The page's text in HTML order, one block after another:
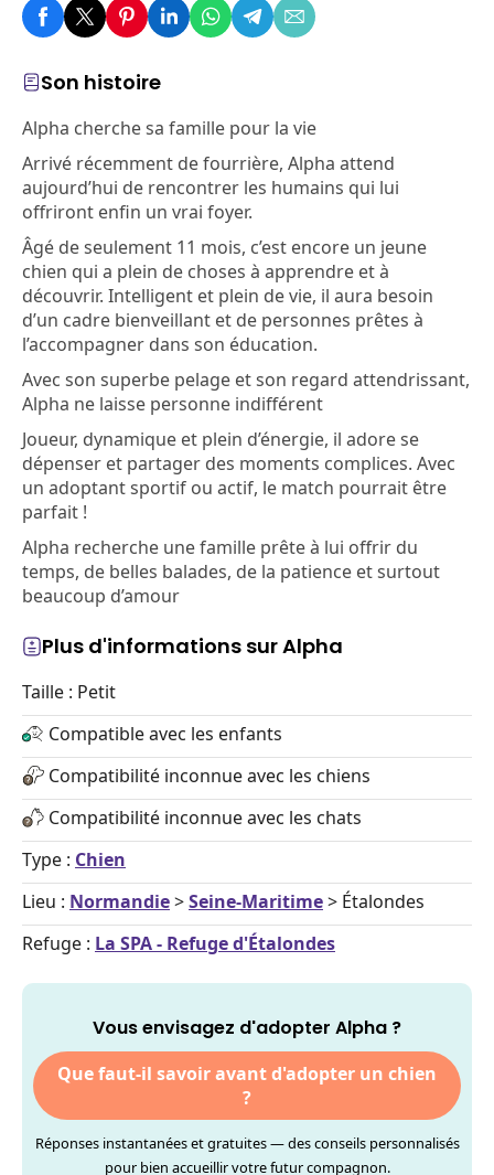
Son histoire
Alpha cherche sa famille pour la vie
Arrivé récemment de fourrière, Alpha attend
aujourd’hui de rencontrer les humains qui lui
offriront enfin un vrai foyer.
Âgé de seulement 11 mois, c’est encore un jeune
chien qui a plein de choses à apprendre et à
découvrir. Intelligent et plein de vie, il aura besoin
d’un cadre bienveillant et de personnes prêtes à
l’accompagner dans son éducation.
Avec son superbe pelage et son regard attendrissant,
Alpha ne laisse personne indifférent
Joueur, dynamique et plein d’énergie, il adore se
dépenser et partager des moments complices. Avec
un adoptant sportif ou actif, le match pourrait être
parfait !
Alpha recherche une famille prête à lui offrir du
temps, de belles balades, de la patience et surtout
beaucoup d’amour
Plus d'informations sur Alpha
Taille : Petit
Compatible avec les enfants
Compatibilité inconnue avec les chiens
Compatibilité inconnue avec les chats
Type : Chien
Lieu : Normandie>Seine-Maritime> Étalondes
Refuge : La SPA - Refuge d'Étalondes
Vous envisagez d'adopter Alpha ?
Que faut-il savoir avant d'adopter un chien
?
Réponses instantanées et gratuites — des conseils personnalisés
pour bien accueillir votre futur compagnon.